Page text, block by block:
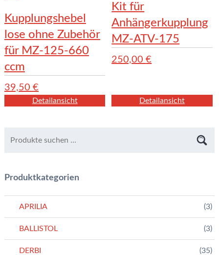
Kupplungshebel
lose ohne Zubehör
für MZ-125-660
ccm
39,50 €
Detailansicht
Kit für
Anhängerkupplung
MZ-ATV-175
250,00€
Detailansicht
Produktkategorien
APRILIA (3)
BALLISTOL (3)
DERBI (35)